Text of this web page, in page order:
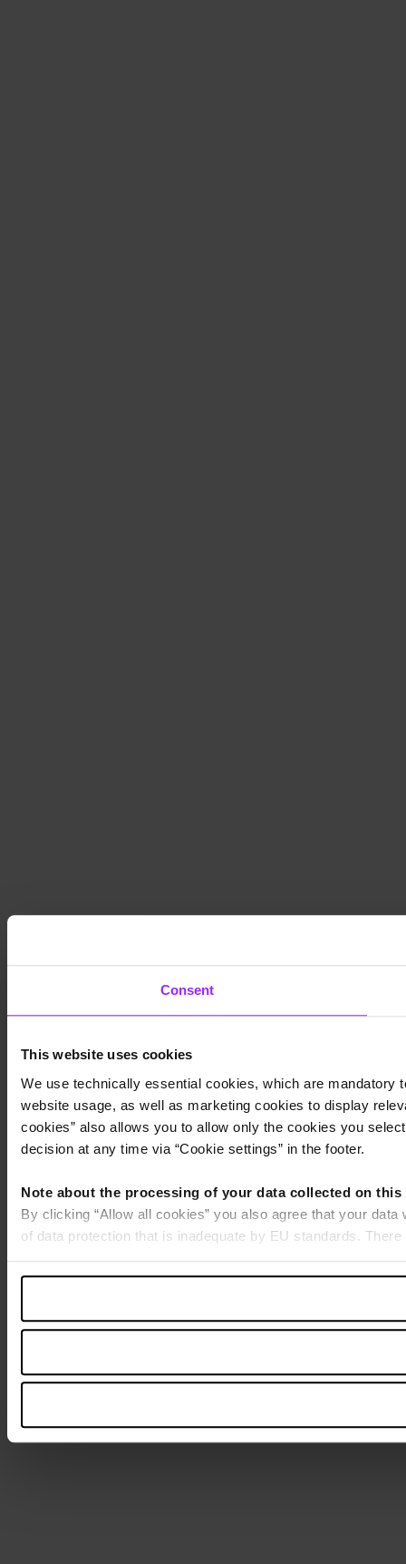
Consent
This website uses cookies
We use technically essential cookies, which are mandatory
website usage, as well as marketing cookies to display
cookies” also allows you to allow only the cookies you
decision at any time via “Cookie settings” in the footer.
Note about the processing of your data collected on this
By clicking “Allow all cookies” you also agree that your
of data protection that is inadequate by EU standards.